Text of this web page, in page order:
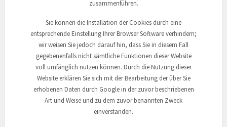
zusammenführen.
Sie können die Installation der Cookies durch eine
entsprechende Einstellung Ihrer Browser Software verhindern;
wir weisen Sie jedoch darauf hin, dass Sie in diesem Fall
gegebenenfalls nicht sämtliche Funktionen dieser Website
voll umfänglich nutzen können. Durch die Nutzung dieser
Website erklären Sie sich mit der Bearbeitung der über Sie
erhobenen Daten durch Google in der zuvor beschriebenen
Art und Weise und zu dem zuvor benannten Zweck
einverstanden.